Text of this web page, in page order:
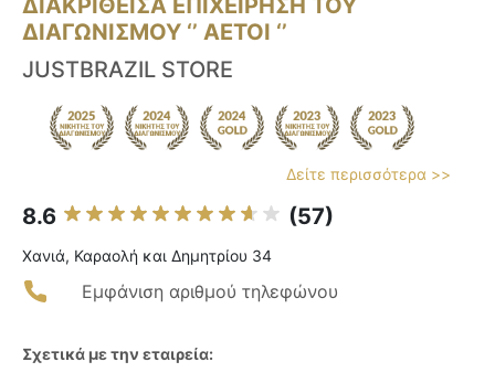
ΔΙΑΚΡΙΘΕΙΣΑ ΕΠΙΧΕΙΡΗΣΗ ΤΟΥ
ΔΙΑΓΩΝΙΣΜΟΥ ‘’ ΑΕΤΟΙ ‘’
JUSTBRAZIL STORE
Δείτε περισσότερα >>
8.6 (57)
Χανιά, Καραολή και Δημητρίου 34
Εμφάνιση αριθμού τηλεφώνου
Σχετικά με την εταιρεία: